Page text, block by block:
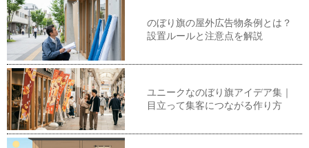
のぼり旗の屋外広告物条例とは？
設置ルールと注意点を解説
ユニークなのぼり旗アイデア集｜
目立って集客につながる作り方